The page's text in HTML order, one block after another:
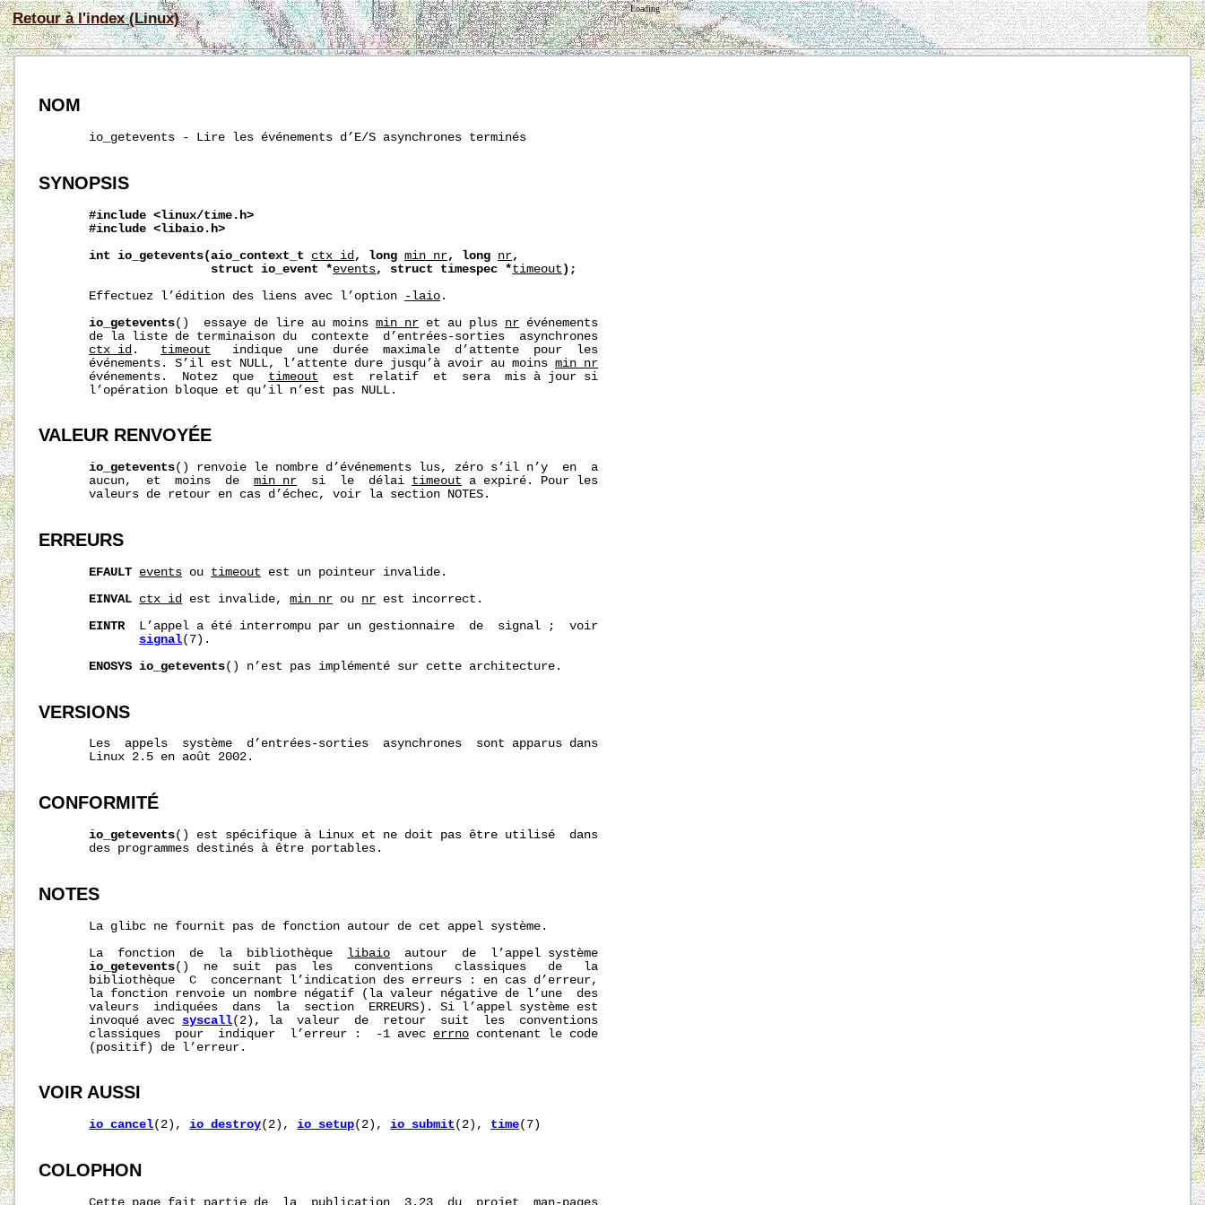
Retour à l'index (Linux)
Loading
NOM
       io_getevents - Lire les événements d’E/S asynchrones terminés
SYNOPSIS
#include <linux/time.h>
#include <libaio.h>
int
io_getevents(aio_context_t ctx_id , long min_nr, long nr,
struct
io_event *events, struct timespec *timeout );
       Effectuez l’édition des liens avec l’option
-laio .
io_getevents()  essaye de lire au moins min_nr et au plus nr événements
       de la liste de terminaison du  contexte  d’entrées-sorties  asynchrones
ctx_id . timeout
   indique  une  durée  maximale  d’attente  pour  les
       événements. S’il est NULL, l’attente dure jusqu’à avoir au moins
min_nr
       événements.  Notez  que
timeout
  est  relatif  et  sera  mis à jour si
       l’opération bloque et qu’il n’est pas NULL.
VALEUR RENVOYÉE
io_getevents() renvoie le nombre d’événements lus, zéro s’il n’y  en  a
       aucun,  et  moins  de
min_nr
  si  le  délai
timeout a expiré. Pour les
       valeurs de retour en cas d’échec, voir la section NOTES.
ERREURS
EFAULT events ou timeout est un pointeur invalide.
EINVAL ctx_id est invalide, min_nr ou nr est incorrect.
EINTR
  L’appel a été interrompu par un gestionnaire  de  signal ;  voir
signal(7).
ENOSYS io_getevents() n’est pas implémenté sur cette architecture.
VERSIONS
       Les  appels  système  d’entrées-sorties  asynchrones  sont apparus dans
       Linux 2.5 en août 2002.
CONFORMITÉ
io_getevents() est spécifique à Linux et ne doit pas être utilisé  dans
       des programmes destinés à être portables.
NOTES
       La glibc ne fournit pas de fonction autour de cet appel système.
       La  fonction  de  la  bibliothèque
libaio
  autour  de  l’appel système
io_getevents()  ne  suit  pas  les   conventions   classiques   de   la
       bibliothèque  C  concernant l’indication des erreurs : en cas d’erreur,
       la fonction renvoie un nombre négatif (la valeur négative de l’une  des
       valeurs  indiquées  dans  la  section  ERREURS). Si l’appel système est
       invoqué avec
syscall(2), la  valeur  de  retour  suit  les  conventions
       classiques  pour  indiquer  l’erreur :  -1 avec
errno contenant le code
       (positif) de l’erreur.
VOIR AUSSI
io_cancel(2), io_destroy(2), io_setup(2), io_submit (2), time(7)
COLOPHON